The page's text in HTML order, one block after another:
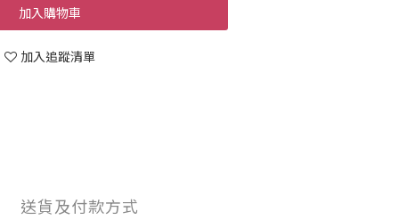
加入購物車
加入追蹤清單
送貨及付款方式